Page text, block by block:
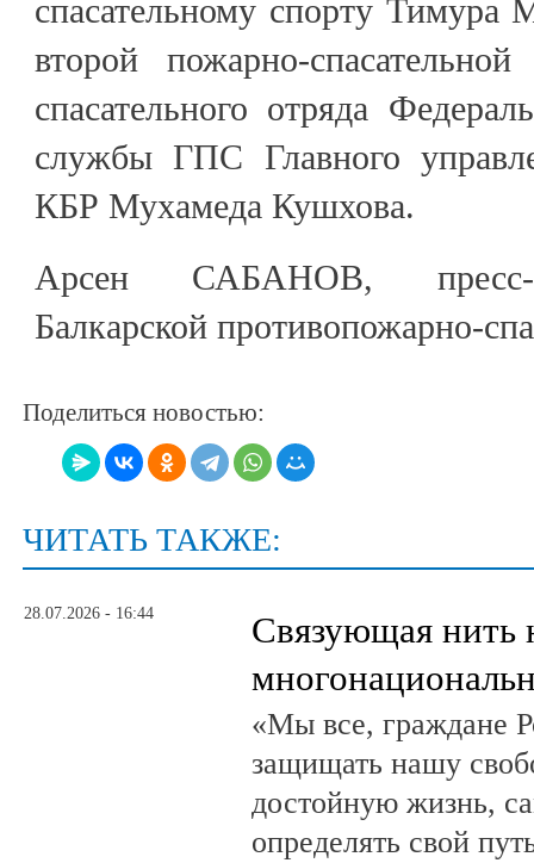
спасательному спорту Тимура
второй пожарно-
спасательного отряда
службы ГПС Главного
КБР Мухамеда Кушхова.
Арсен САБАНОВ, пресс-
Балкарской противопожарно-
Поделиться новостью:
ЧИТАТЬ ТАКЖЕ:
28.07.2026 - 16:44
Связующая нить
«Мы все, граждане
защищать нашу
достойную жизнь,
определять свой